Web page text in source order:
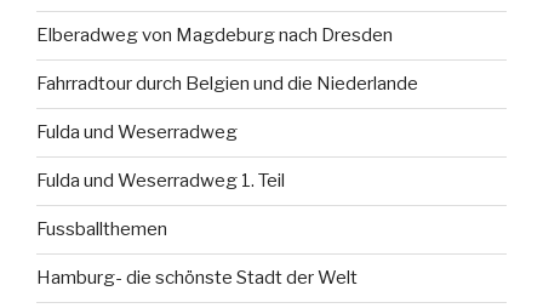
Elberadweg von Magdeburg nach Dresden
Fahrradtour durch Belgien und die Niederlande
Fulda und Weserradweg
Fulda und Weserradweg 1. Teil
Fussballthemen
Hamburg- die schönste Stadt der Welt